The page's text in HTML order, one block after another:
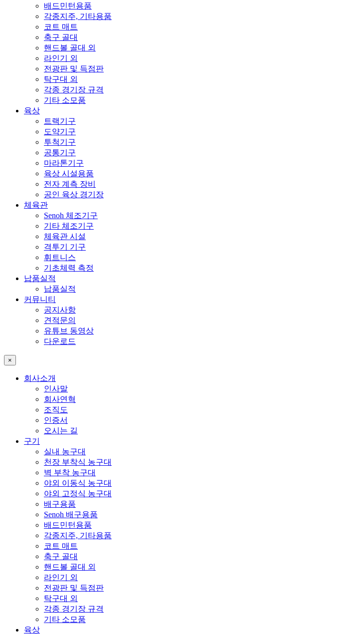
배드민턴용품
각종지주, 기타용품
코트 매트
축구 골대
핸드볼 골대 외
라인기 외
전광판 및 득점판
탁구대 외
각종 경기장 규격
기타 소모품
육상
트랙기구
도약기구
투척기구
공통기구
마라톤기구
육상 시설용품
전자 계측 장비
공인 육상 경기장
체육관
Senoh 체조기구
기타 체조기구
체육관 시설
격투기 기구
휘트니스
기초체력 측정
납품실적
납품실적
커뮤니티
공지사항
견적문의
유튜브 동영상
다운로드
×
회사소개
인사말
회사연혁
조직도
인증서
오시는 길
구기
실내 농구대
천장 부착식 농구대
벽 부착 농구대
야외 이동식 농구대
야외 고정식 농구대
배구용품
Senoh 배구용품
배드민턴용품
각종지주, 기타용품
코트 매트
축구 골대
핸드볼 골대 외
라인기 외
전광판 및 득점판
탁구대 외
각종 경기장 규격
기타 소모품
육상